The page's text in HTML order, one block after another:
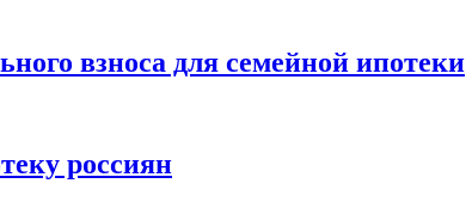
взноса для семейной ипотеки
россиян